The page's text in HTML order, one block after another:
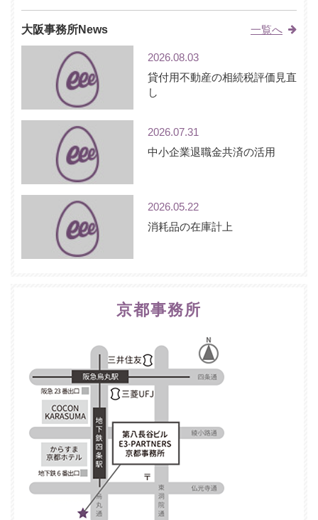
大阪事務所News 一覧へ
2026.08.03
貸付用不動産の相続税評価見直
し
2026.07.31
中小企業退職金共済の活用
2026.05.22
消耗品の在庫計上
京都事務所